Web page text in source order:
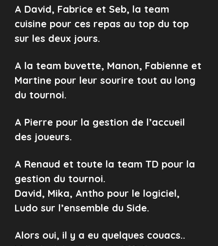
A David, Fabrice et Seb, la team
cuisine pour ces repas au top du top
sur les deux jours.
A la team buvette, Manon, Fabienne et
Martine pour leur sourire tout au long
du tournoi.
A Pierre pour la gestion de l’accueil
des joueurs.
A Renaud et toute la team TD pour la
gestion du tournoi.
David, Mika, Antho pour le logiciel,
Ludo sur l’ensemble du Side.
Alors oui, il y a eu quelques couacs..